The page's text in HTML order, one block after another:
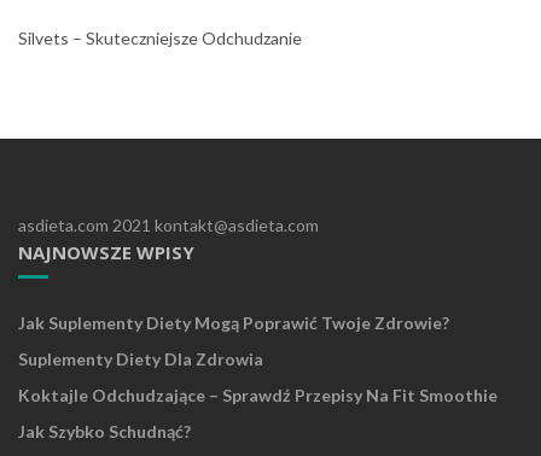
Silvets – Skuteczniejsze Odchudzanie
asdieta.com 2021 kontakt@asdieta.com
NAJNOWSZE WPISY
Jak Suplementy Diety Mogą Poprawić Twoje Zdrowie?
Suplementy Diety Dla Zdrowia
Koktajle Odchudzające – Sprawdź Przepisy Na Fit Smoothie
Jak Szybko Schudnąć?